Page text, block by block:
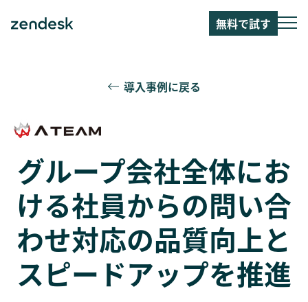
無料で試す
導入事例に戻る
グループ会社全体にお
ける社員からの問い合
わせ対応の品質向上と
スピードアップを推進